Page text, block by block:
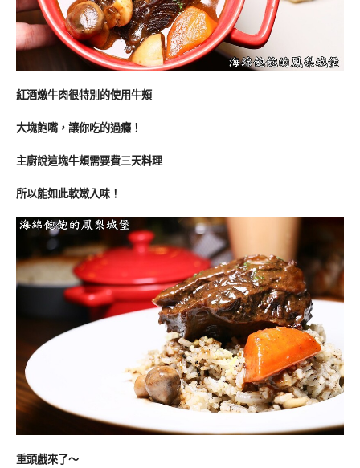
紅酒燉牛肉很特別的使用牛頰
大塊飽嘴，讓你吃的過癮！
主廚說這塊牛頰需要費三天料理
所以能如此軟嫩入味！
重頭戲來了～